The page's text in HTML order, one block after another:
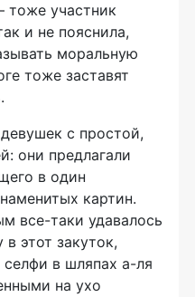
тоже участник
и не пояснила,
моральную
тоже заставят
с простой,
они предлагали
в один
картин.
все-таки удавалось
в этот закуток,
в шляпах а-ля
на ухо